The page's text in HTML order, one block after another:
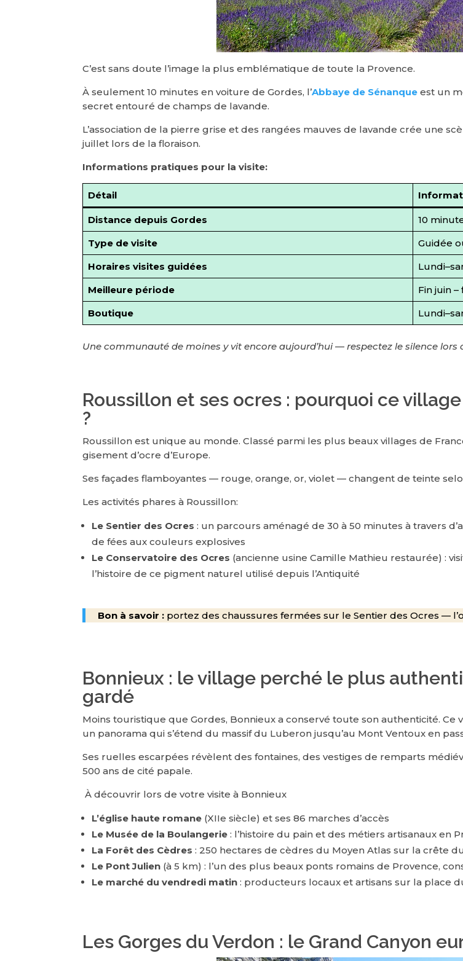
C’est sans doute l’image la plus emblématique de toute la Provence.
À seulement 10 minutes en voiture de Gordes, l’Abbaye de Sénanque est un
secret entouré de champs de lavande.
L’association de la pierre grise et des rangées mauves de lavande crée une
juillet lors de la floraison.
Informations pratiques pour la visite:
Détail
Distance depuis Gordes
10
Type de visite
Guidée
Horaires visites guidées
Meilleure période
Fin juin
Boutique
Une communauté de moines y vit encore aujourd’hui — respectez le silence lors
Roussillon et ses ocres : pourquoi ce
?
Roussillon est unique au monde. Classé parmi les plus beaux villages de
gisement d’ocre d’Europe.
Ses façades flamboyantes — rouge, orange, or, violet — changent de teinte
Les activités phares à Roussillon:
Le Sentier des Ocres : un parcours aménagé de 30 à 50 minutes à travers
de fées aux couleurs explosives
Le Conservatoire des Ocres (ancienne usine Camille Mathieu restaurée) :
l’histoire de ce pigment naturel utilisé depuis l’Antiquité
Bon à savoir : portez des chaussures fermées sur le Sentier des Ocres —
Bonnieux : le village perché le plus
gardé
Moins touristique que Gordes, Bonnieux a conservé toute son authenticité.
un panorama qui s’étend du massif du Luberon jusqu’au Mont Ventoux en
Ses ruelles escarpées révèlent des fontaines, des vestiges de remparts
500 ans de cité papale.
À découvrir lors de votre visite à Bonnieux
L’église haute romane (XIIe siècle) et ses 86 marches d’accès
Le Musée de la Boulangerie : l’histoire du pain et des métiers artisanaux en
La Forêt des Cèdres : 250 hectares de cèdres du Moyen Atlas sur la crête
Le Pont Julien (à 5 km) : l’un des plus beaux ponts romains de Provence,
Le marché du vendredi matin : producteurs locaux et artisans sur la place
Les Gorges du Verdon : le Grand Canyon